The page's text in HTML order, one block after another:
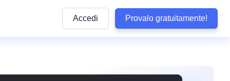
privacy e sulle buone pratiche da seguire
Accedi Provalo gratuitamente!